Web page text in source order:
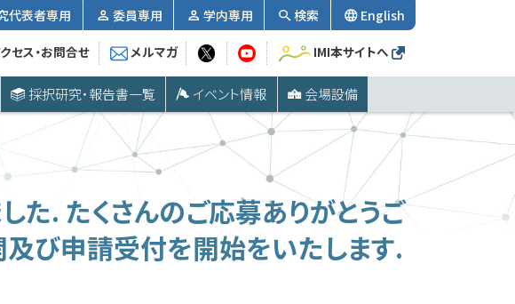
採択研究・報告書一覧 イベント情報 会場設備
代表者専用 委員専用 学内専用 検索 English
セス・お問合せ メルマガ IMI本サイトへ
. たくさんのご応募ありがとうご
び申請受付を開始をいたします.